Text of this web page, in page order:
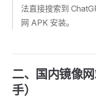
法直接搜索到
网 APK 安装。
二、国内镜像
手）